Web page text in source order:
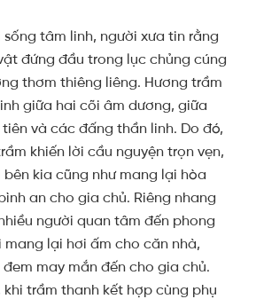
sống tâm linh, người xưa tin rằng
đứng đầu trong lục chủng cúng
thơm thiêng liêng. Hương trầm
giữa hai cõi âm dương, giữa
và các đấng thần linh. Do đó,
khiến lời cầu nguyện trọn vẹn,
kia cũng như mang lại hòa
an cho gia chủ. Riêng nhang
người quan tâm đến phong
mang lại hơi ấm cho căn nhà,
may mắn đến cho gia chủ.
khi trầm thanh kết hợp cùng phụ